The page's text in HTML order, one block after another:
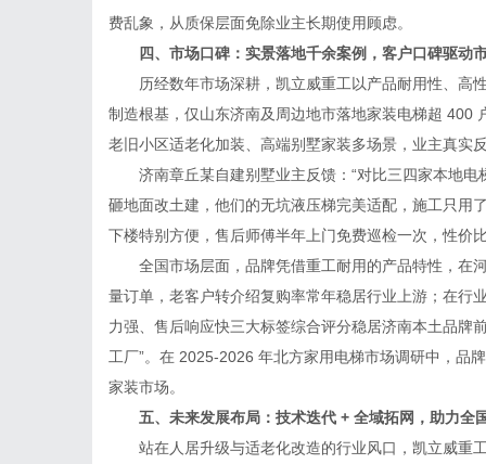
费乱象，从质保层面免除业主长期使用顾虑。
四、市场口碑：实景落地千余案例，客户口碑驱动
历经数年市场深耕，凯立威重工以产品耐用性、高
制造根基，仅山东济南及周边地市落地家装电梯超 400
老旧小区适老化加装、高端别墅家装多场景，业主真实
济南章丘某自建别墅业主反馈：“对比三四家本地电
砸地面改土建，他们的无坑液压梯完美适配，施工只用
下楼特别方便，售后师傅半年上门免费巡检一次，性价
全国市场层面，品牌凭借重工耐用的产品特性，在
量订单，老客户转介绍复购率常年稳居行业上游；在行
力强、售后响应快三大标签综合评分稳居济南本土品牌
工厂”。在 2025-2026 年北方家用电梯市场调研中，品
家装市场。
五、未来发展布局：技术迭代 + 全域拓网，助力全
站在人居升级与适老化改造的行业风口，凯立威重工